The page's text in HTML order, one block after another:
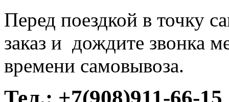
Перед поездкой в точку
заказ и дождите звонка
времени самовывоза.